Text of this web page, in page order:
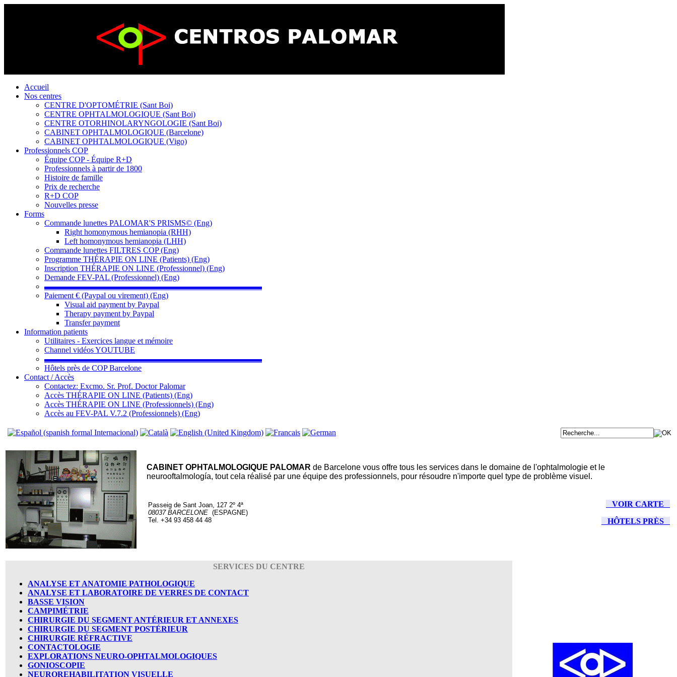
Accueil
Nos centres
CENTRE D'OPTOMÉTRIE (Sant Boi)
CENTRE OPHTALMOLOGIQUE (Sant Boi)
CENTRE OTORHINOLARYNGOLOGIE (Sant Boi)
CABINET OPHTALMOLOGIQUE (Barcelone)
CABINET OPHTALMOLOGIQUE (Vigo)
Professionnels COP
Équipe COP - Équipe R+D
Professionnels à partir de 1800
Histoire de famille
Prix de recherche
R+D COP
Nouvelles presse
Forms
Commande lunettes PALOMAR'S PRISMS© (Eng)
Right homonymous hemianopia (RHH)
Left homonymous hemianopia (LHH)
Commande lunettes FILTRES COP (Eng)
Programme THÉRAPIE ON LINE (Patients) (Eng)
Inscription THÉRAPIE ON LINE (Professionnel) (Eng)
Demande FEV-PAL (Professionnel) (Eng)
▬▬▬▬▬▬▬▬▬▬▬▬▬▬▬▬▬▬▬▬▬▬▬▬▬▬▬
Paiement € (Paypal ou virement) (Eng)
Visual aid payment by Paypal
Therapy payment by Paypal
Transfer payment
Information patients
Utilitaires - Exercices langue et mémoire
Channel vidéos YOUTUBE
▬▬▬▬▬▬▬▬▬▬▬▬▬▬▬▬▬▬▬▬▬▬▬▬▬▬▬
Hôtels près de COP Barcelone
Contact / Accès
Contactez: Excmo. Sr. Prof. Doctor Palomar
Accès THÉRAPIE ON LINE (Patients) (Eng)
Accès THÉRAPIE ON LINE (Professionnels) (Eng)
Accès au FEV-PAL V.7.2 (Professionnels) (Eng)
CABINET OPHTALMOLOGIQUE PALOMAR de Barcelone vous offre tous les services dans le domaine de l'ophtalmologie et le
neurooftalmología, tout cela réalisé par une équipe des professionnels, pour résoudre n'importe quel type de problème visuel.
Passeig de Sant Joan, 127 2º 4ª
08037 BARCELONE (ESPAGNE)
Tel. +34 93 458 44 48
VOIR CARTE
HÔTELS PRÈS
SERVICES DU CENTRE
ANALYSE ET ANATOMIE PATHOLOGIQUE
ANALYSE ET LABORATOIRE DE VERRES DE CONTACT
BASSE VISION
CAMPIMÉTRIE
CHIRURGIE DU SEGMENT ANTÉRIEUR ET ANNEXES
CHIRURGIE DU SEGMENT POSTÉRIEUR
CHIRURGIE RÉFRACTIVE
CONTACTOLOGIE
EXPLORATIONS NEURO-OPHTALMOLOGIQUES
GONIOSCOPIE
NEUROREHABILITATION VISUELLE